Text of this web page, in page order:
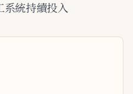
系統持續投入